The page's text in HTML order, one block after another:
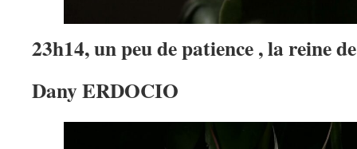
23h14, un peu de patience , la reine
Dany ERDOCIO